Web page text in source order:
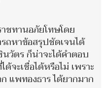
ชทานอภัยโทษโดย
ถหาข้อสรุปชัดเจนได้
วัตร ก็น่าจะได้คำตอบ
จะเชื่อได้หรือไม่ เพราะ
แพทองธาร ได้ยากมาก